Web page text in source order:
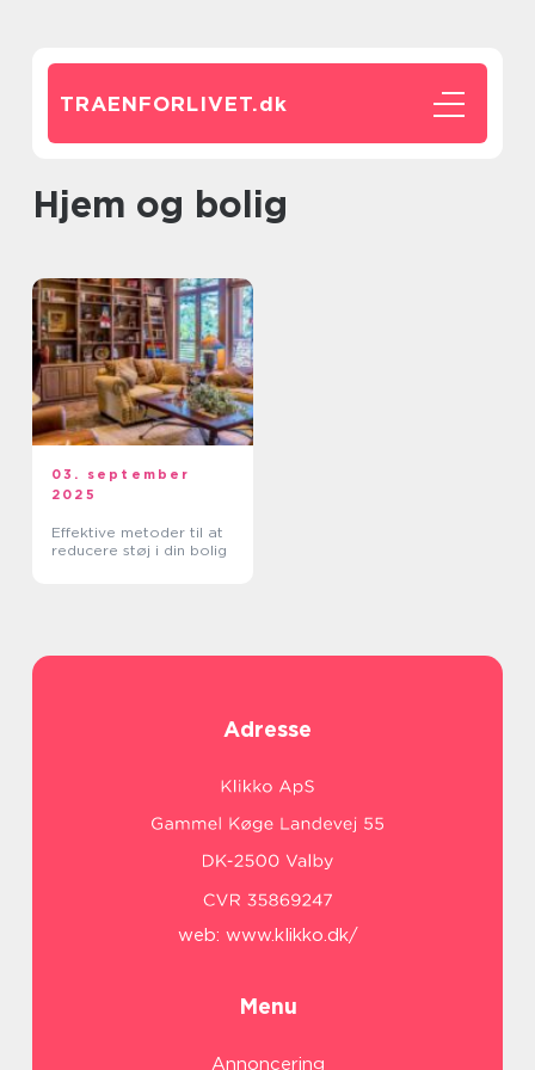
TRAENFORLIVET.dk
Hjem og bolig
03. september
2025
Effektive metoder til at
reducere støj i din bolig
Adresse
web: www.klikko.dk/
Menu
Annoncering